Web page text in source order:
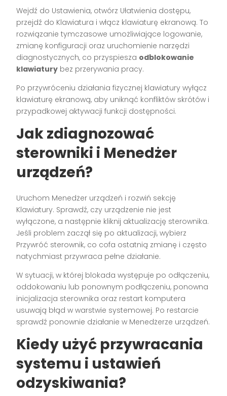
Wejdź do Ustawienia, otwórz Ułatwienia dostępu,
przejdź do Klawiatura i włącz klawiaturę ekranową. To
rozwiązanie tymczasowe umożliwiające logowanie,
zmianę konfiguracji oraz uruchomienie narzędzi
diagnostycznych, co przyspiesza odblokowanie
klawiatury bez przerywania pracy.
Po przywróceniu działania fizycznej klawiatury wyłącz
klawiaturę ekranową, aby uniknąć konfliktów skrótów i
przypadkowej aktywacji funkcji dostępności.
Jak zdiagnozować
sterowniki i Menedżer
urządzeń?
Uruchom Menedżer urządzeń i rozwiń sekcję
Klawiatury. Sprawdź, czy urządzenie nie jest
wyłączone, a następnie kliknij aktualizację sterownika.
Jeśli problem zaczął się po aktualizacji, wybierz
Przywróć sterownik, co cofa ostatnią zmianę i często
natychmiast przywraca pełne działanie.
W sytuacji, w której blokada występuje po odłączeniu,
oddokowaniu lub ponownym podłączeniu, ponowna
inicjalizacja sterownika oraz restart komputera
usuwają błąd w warstwie systemowej. Po restarcie
sprawdź ponownie działanie w Menedżerze urządzeń.
Kiedy użyć przywracania
systemu i ustawień
odzyskiwania?